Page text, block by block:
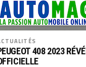
408 2023